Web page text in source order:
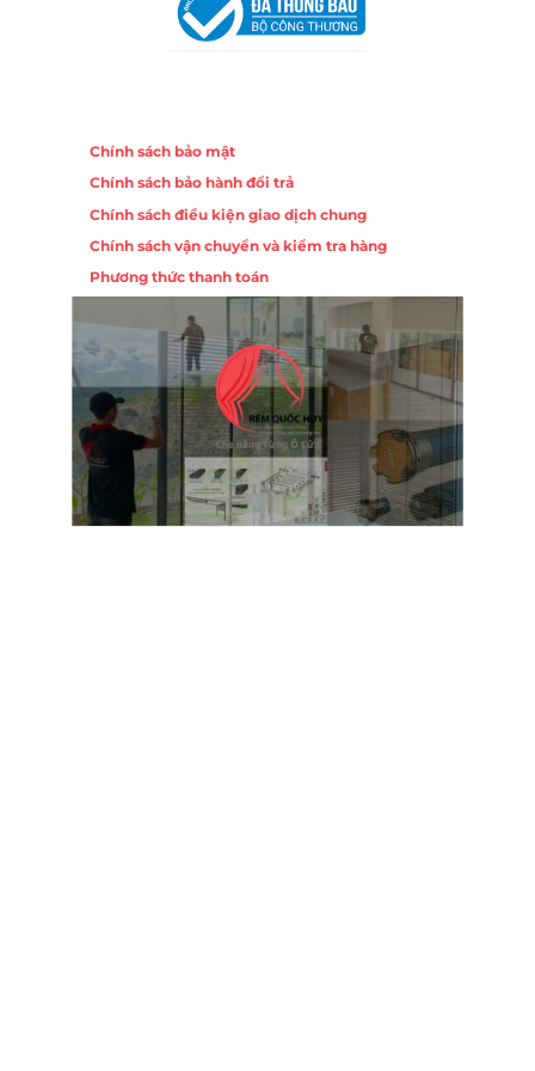
Chính sách bảo mật
Chính sách bảo hành đổi trả
Chính sách điều kiện giao dịch chung
Chính sách vận chuyển và kiểm tra hàng
Phương thức thanh toán